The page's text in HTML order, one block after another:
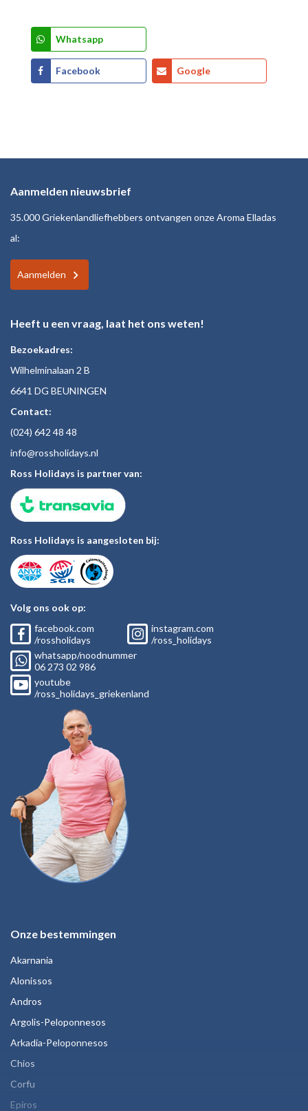
Whatsapp
Facebook Google
Aanmelden nieuwsbrief
35.000 Griekenlandliefhebbers ontvangen onze Aroma Elladas
al:
Aanmelden
Heeft u een vraag, laat het ons weten!
Bezoekadres:
Wilhelminalaan 2 B
6641 DG BEUNINGEN
Contact:
(024) 642 48 48
info@rossholidays.nl
Ross Holidays is partner van:
Ross Holidays is aangesloten bij:
Volg ons ook op:
facebook.com
/rossholidays
instagram.com
/ross_holidays
whatsapp/noodnummer
06 273 02 986
youtube
/ross_holidays_griekenland
Onze bestemmingen
Akarnania
Alonissos
Andros
Argolis-Peloponnesos
Arkadia-Peloponnesos
Chios
Corfu
Epiros